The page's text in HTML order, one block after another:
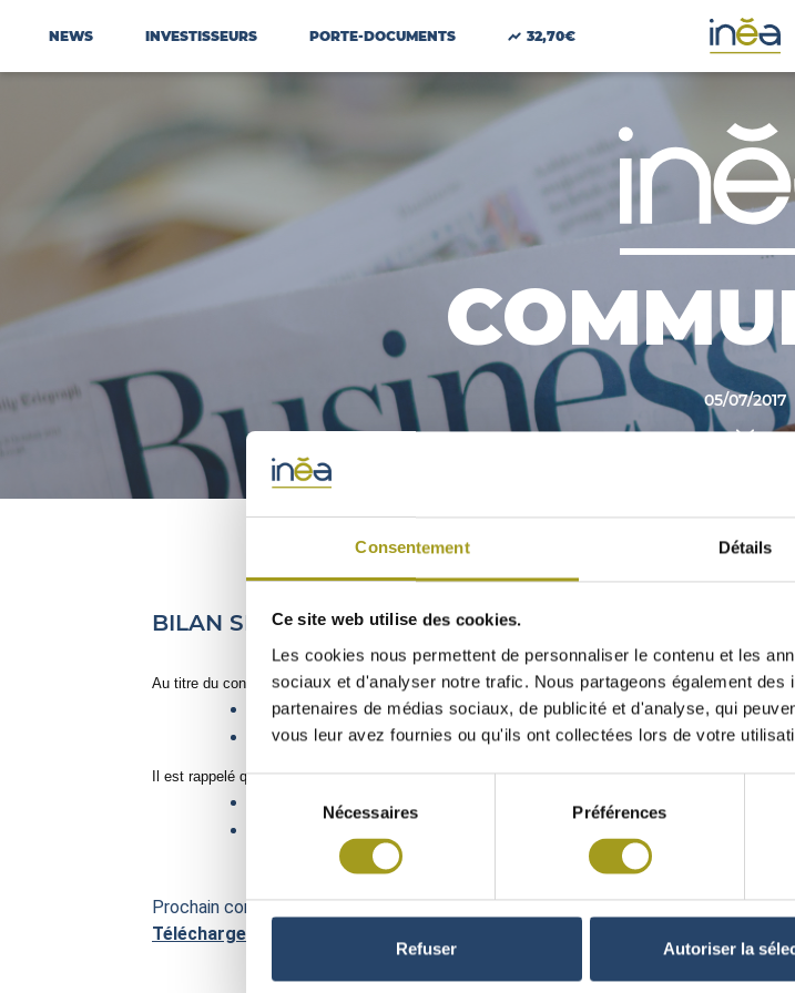
Consentement Détails
Ce site web utilise des cookies.
Les cookies nous permettent de personnaliser le contenu et les
sociaux et d'analyser notre trafic. Nous partageons également
partenaires de médias sociaux, de publicité et d'analyse, qui
vous leur avez fournies ou qu'ils ont collectées lors de votre
Sélection
consentement
Nécessaires Préférences
Refuser Autoriser la
NEWS INVESTISSEURS PORTE-DOCUMENTS 32,70€
05/07/2017
BILAN SEMESTRIEL DU CONTRAT DE LIQUIDITÉ AU 30
Au titre du contrat de liquidité confié par la société FONCIERE INEA à Rothschild & Cie Banque,
28 550 titres Foncière INEA
663 533 euros
Il est rappelé qu’au 31 décembre 2016, les moyens suivants figuraient au compte de liquidité :
24 645 titres Foncière INEA
Prochain communiqué prévu le 28 juillet 2017 : Résultats semestriels 2017
Téléchargez le communiqué ici